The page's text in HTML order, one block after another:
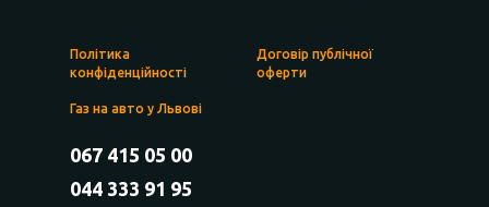
Політика
конфіденційності
Договір публічної
оферти
Газ на авто у Львові
067 415 05 00
044 333 91 95